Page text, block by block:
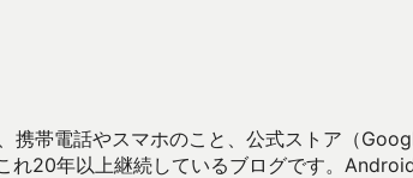
帯電話やスマホのこと、公式ストア（
れ20年以上継続しているブログです。